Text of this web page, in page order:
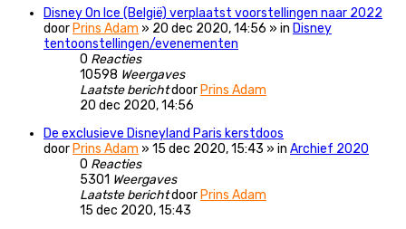
Disney On Ice (België) verplaatst voorstellingen naar 2022
door Prins Adam » 20 dec 2020, 14:56 » in Disney
tentoonstellingen/evenementen
0 Reacties
10598 Weergaves
Laatste berichtdoor Prins Adam
20 dec 2020, 14:56
De exclusieve Disneyland Paris kerstdoos
door Prins Adam » 15 dec 2020, 15:43 » in Archief 2020
0 Reacties
5301 Weergaves
Laatste berichtdoor Prins Adam
15 dec 2020, 15:43